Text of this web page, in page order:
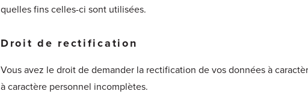
quelles fins celles-ci sont utilisées.
Droit de rectification
Vous avez le droit de demander la rectification de vos données à
à caractère personnel incomplètes.